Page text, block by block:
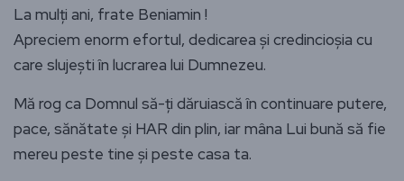
La mulți ani, frate Beniamin !
Apreciem enorm efortul, dedicarea și credincioșia cu
care slujești în lucrarea lui Dumnezeu.
Mă rog ca Domnul să-ți dăruiască în continuare putere,
pace, sănătate și HAR din plin, iar mâna Lui bună să fie
mereu peste tine și peste casa ta.